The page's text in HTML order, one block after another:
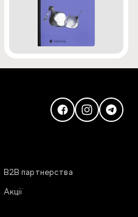
В2В партнерства
Акції